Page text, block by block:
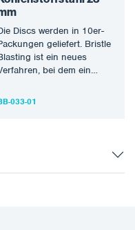
Discs werden in 10er-
geliefert. Bristle
ist ein neues
bei dem ein
033-01